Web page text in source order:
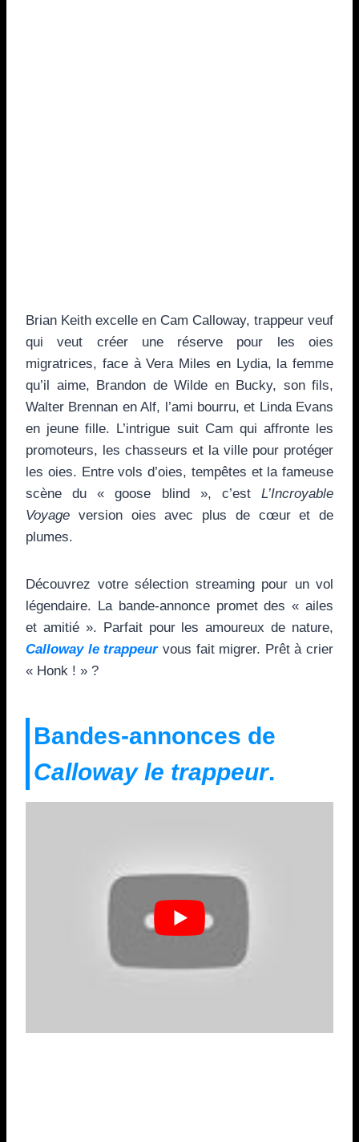
Brian Keith excelle en Cam Calloway, trappeur veuf
qui veut créer une réserve pour les oies
migratrices, face à Vera Miles en Lydia, la femme
qu’il aime, Brandon de Wilde en Bucky, son fils,
Walter Brennan en Alf, l’ami bourru, et Linda Evans
en jeune fille. L’intrigue suit Cam qui affronte les
promoteurs, les chasseurs et la ville pour protéger
les oies. Entre vols d’oies, tempêtes et la fameuse
scène du « goose blind », c’est L’Incroyable
Voyage version oies avec plus de cœur et de
plumes.
Découvrez votre sélection streaming pour un vol
légendaire. La bande-annonce promet des « ailes
et amitié ». Parfait pour les amoureux de nature,
Calloway le trappeurvous fait migrer. Prêt à crier
« Honk ! » ?
Bandes-annonces de
Calloway le trappeur.